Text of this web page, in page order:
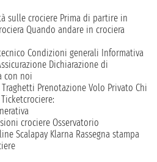
sulle crociere Prima di partire in
Quando andare in crociera
Condizioni generali Informativa
Dichiarazione di
con noi
Prenotazione Volo Privato Chi
Ticketcrociere:
crociere Osservatorio
Scalapay Klarna Rassegna stampa